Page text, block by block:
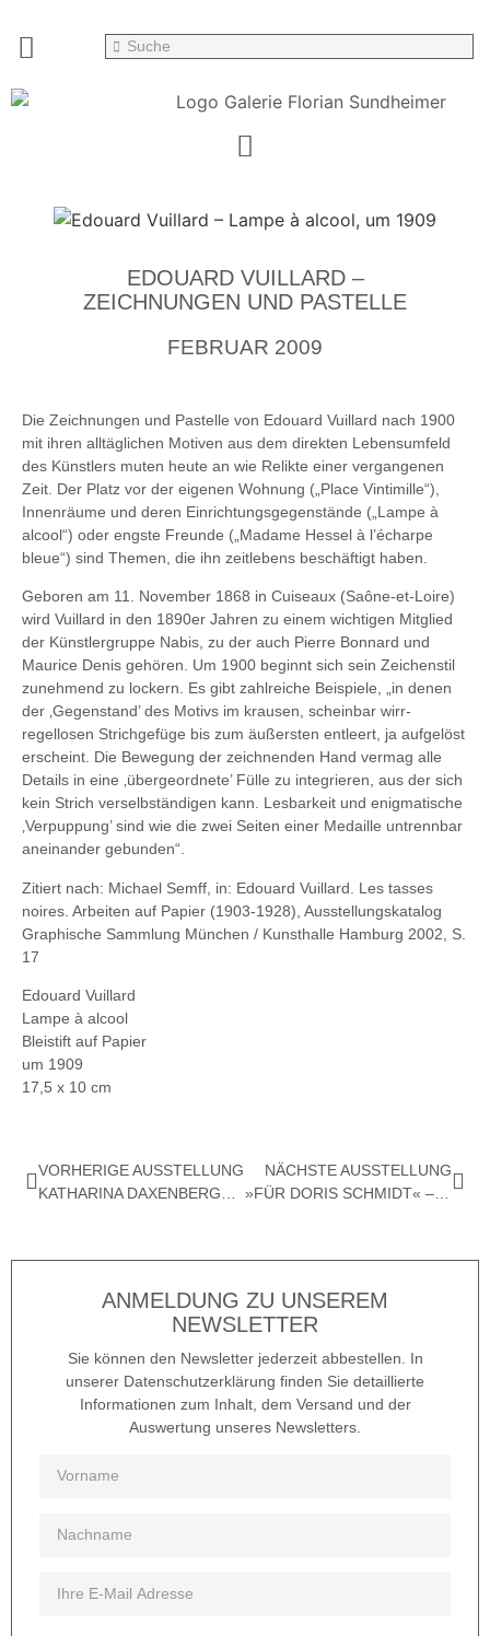
EDOUARD VUILLARD –
ZEICHNUNGEN UND PASTELLE
FEBRUAR 2009
Die Zeichnungen und Pastelle von Edouard Vuillard nach 1900
mit ihren alltäglichen Motiven aus dem direkten Lebensumfeld
des Künstlers muten heute an wie Relikte einer vergangenen
Zeit. Der Platz vor der eigenen Wohnung („Place Vintimille“),
Innenräume und deren Einrichtungsgegenstände („Lampe à
alcool“) oder engste Freunde („Madame Hessel à l’écharpe
bleue“) sind Themen, die ihn zeitlebens beschäftigt haben.
Geboren am 11. November 1868 in Cuiseaux (Saône-et-Loire)
wird Vuillard in den 1890er Jahren zu einem wichtigen Mitglied
der Künstlergruppe Nabis, zu der auch Pierre Bonnard und
Maurice Denis gehören. Um 1900 beginnt sich sein Zeichenstil
zunehmend zu lockern. Es gibt zahlreiche Beispiele, „in denen
der ‚Gegenstand’ des Motivs im krausen, scheinbar wirr-
regellosen Strichgefüge bis zum äußersten entleert, ja aufgelöst
erscheint. Die Bewegung der zeichnenden Hand vermag alle
Details in eine ‚übergeordnete’ Fülle zu integrieren, aus der sich
kein Strich verselbständigen kann. Lesbarkeit und enigmatische
‚Verpuppung’ sind wie die zwei Seiten einer Medaille untrennbar
aneinander gebunden“.
Zitiert nach: Michael Semff, in: Edouard Vuillard. Les tasses
noires. Arbeiten auf Papier (1903-1928), Ausstellungskatalog
Graphische Sammlung München / Kunsthalle Hamburg 2002, S.
17
Edouard Vuillard
Lampe à alcool
Bleistift auf Papier
um 1909
17,5 x 10 cm
VORHERIGE AUSSTELLUNG
NÄCHSTE AUSSTELLUNG
ANMELDUNG ZU UNSEREM
NEWSLETTER
Sie können den Newsletter jederzeit abbestellen. In
unserer Datenschutzerklärung finden Sie detaillierte
Informationen zum Inhalt, dem Versand und der
Auswertung unseres Newsletters.